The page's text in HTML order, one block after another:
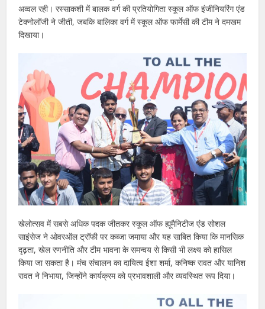
अव्वल रही। रस्साकशी में बालक वर्ग की प्रतियोगिता स्कूल ऑफ इंजीनियरिंग एंड
टेक्नोलॉजी ने जीती, जबकि बालिका वर्ग में स्कूल ऑफ फार्मेसी की टीम ने दमखम
दिखाया।
खेलोत्सव में सबसे अधिक पदक जीतकर स्कूल ऑफ ह्यूमैनिटीज एंड सोशल
साइंसेज ने ओवरऑल ट्रॉफी पर कब्जा जमाया और यह साबित किया कि मानसिक
दृढ़ता, खेल रणनीति और टीम भावना के समन्वय से किसी भी लक्ष्य को हासिल
किया जा सकता है। मंच संचालन का दायित्व ईशा शर्मा, कनिष्क रावत और यानिश
रावत ने निभाया, जिन्होंने कार्यक्रम को प्रभावशाली और व्यवस्थित रूप दिया।